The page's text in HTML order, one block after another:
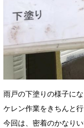
雨戸の下塗りの様子にな
ケレン作業をきちんと
今回は、密着のかなり